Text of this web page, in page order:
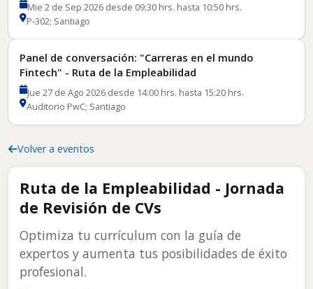
Volver a eventos
Ruta de la Empleabilidad - Jornada
de Revisión de CVs
Optimiza tu currículum con la guía de
expertos y aumenta tus posibilidades de éxito
profesional.
Mie 2 de Sep 2026 desde 09:30 hrs. hasta 10:50 hrs.
P-302; Santiago
Panel de conversación: "Carreras en el mundo
Fintech" - Ruta de la Empleabilidad
Jue 27 de Ago 2026 desde 14:00 hrs. hasta 15:20 hrs.
Auditorio PwC; Santiago